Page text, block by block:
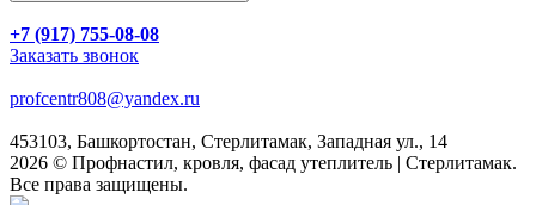
+7 (917) 755-08-08
Заказать звонок
profcentr808@yandex.ru
453103, Башкортостан, Стерлитамак, Западная ул., 14
2026 © Профнастил, кровля, фасад утеплитель | Стерлитамак.
Все права защищены.